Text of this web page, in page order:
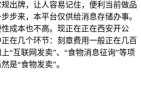
出牌，让人容易记住，便利当前做品
步来，本平台仅供给消息存储办事。
成本也不高。现正在正在西安开公
在几个环节：刻章费用一般正在几百
“互联网发卖”、“食物消息征询”等项
是“食物发卖”。